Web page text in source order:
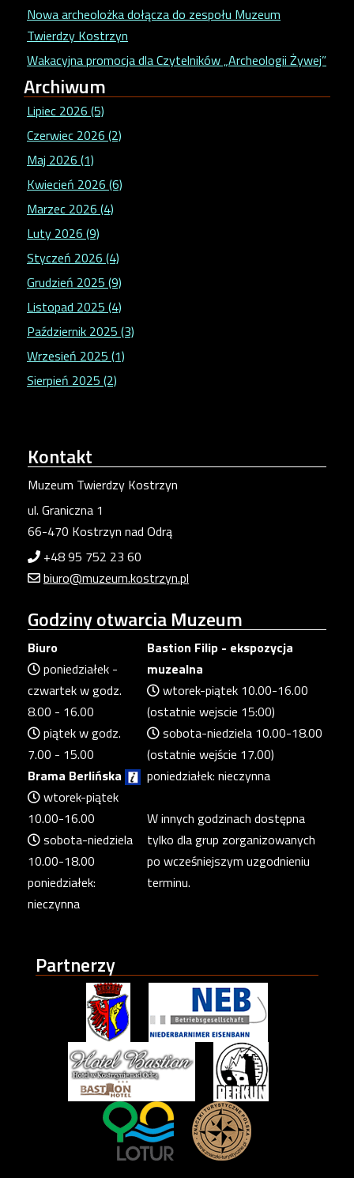
Nowa archeolożka dołącza do zespołu Muzeum
Twierdzy Kostrzyn
Wakacyjna promocja dla Czytelników „Archeologii Żywej”
Archiwum
Lipiec 2026 (5)
Czerwiec 2026 (2)
Maj 2026 (1)
Kwiecień 2026 (6)
Marzec 2026 (4)
Luty 2026 (9)
Styczeń 2026 (4)
Grudzień 2025 (9)
Listopad 2025 (4)
Październik 2025 (3)
Wrzesień 2025 (1)
Sierpień 2025 (2)
Kontakt
Muzeum Twierdzy Kostrzyn
ul. Graniczna 1
66-470 Kostrzyn nad Odrą
+48 95 752 23 60
biuro@muzeum.kostrzyn.pl
Godzinyotwarcia Muzeum
Biuro
poniedziałek -
czwartek w godz.
8.00 - 16.00
piątek w godz.
7.00 - 15.00
Brama Berlińska
wtorek-piątek
10.00-16.00
sobota-niedziela
10.00-18.00
poniedziałek:
nieczynna
Bastion Filip - ekspozycja
muzealna
wtorek-piątek 10.00-16.00
(ostatnie wejscie 15:00)
sobota-niedziela 10.00-18.00
(ostatnie wejście 17.00)
poniedziałek: nieczynna
W innych godzinach dostępna
tylko dla grup zorganizowanych
po wcześniejszym uzgodnieniu
terminu.
Partnerzy